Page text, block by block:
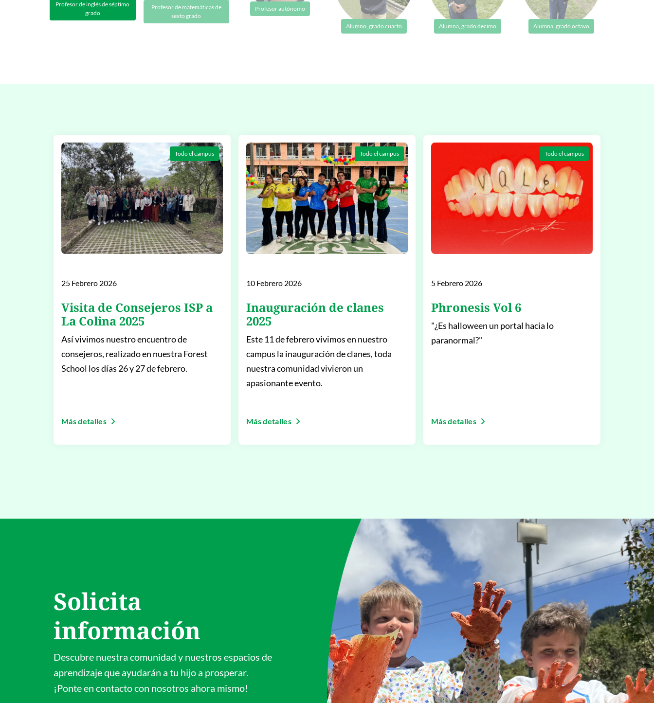
Profesor de inglés de séptimo
grado
Profesor de matemáticas de
sexto grado
Profesor autónomo
Alumno, grado cuarto Alumna, grado decimo Alumna, grado octavo
Todo el campus
25 Febrero 2026
Visita de Consejeros ISP a
La Colina 2025
Así vivimos nuestro encuentro de
consejeros, realizado en nuestra Forest
School los días 26 y 27 de febrero.
Más detalles
Todo el campus
10 Febrero 2026
Inauguración de clanes
2025
Este 11 de febrero vivimos en nuestro
campus la inauguración de clanes, toda
nuestra comunidad vivieron un
apasionante evento.
Más detalles
Todo el campus
5 Febrero 2026
Phronesis Vol 6
"¿Es halloween un portal hacia lo
paranormal?"
Más detalles
Solicita
información
Descubre nuestra comunidad y nuestros espacios de
aprendizaje que ayudarán a tu hijo a prosperar.
¡Ponte en contacto con nosotros ahora mismo!